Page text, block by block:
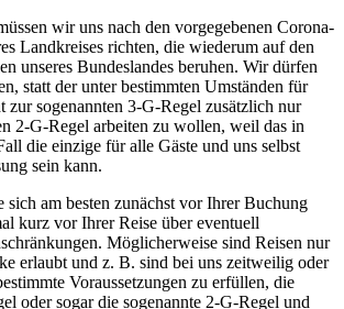
wir uns nach den vorgegebenen Corona-
Landkreises richten, die wiederum auf den
unseres Bundeslandes beruhen. Wir dürfen
statt der unter bestimmten Umständen für
zur sogenannten 3-G-Regel zusätzlich nur
2-G-Regel arbeiten zu wollen, weil das in
die einzige für alle Gäste und uns selbst
sein kann.
am besten zunächst vor Ihrer Buchung
kurz vor Ihrer Reise über eventuell
Möglicherweise sind Reisen nur
erlaubt und z. B. sind bei uns zeitweilig oder
Voraussetzungen zu erfüllen, die
oder sogar die sogenannte 2-G-Regel und